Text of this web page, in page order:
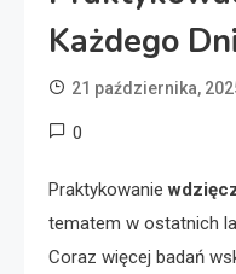
Każdego
21 października,
0
Praktykowanie
tematem w ostatnich
Coraz więcej badań